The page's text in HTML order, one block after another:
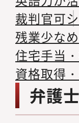
裁判官可
残業少なめ
住宅手当
資格取得
弁護